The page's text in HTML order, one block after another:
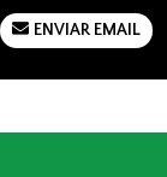
ENVIAR EMAIL